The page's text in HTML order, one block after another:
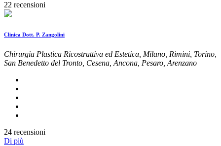
22 recensioni
Clinica Dott. P. Zangolini
Chirurgia Plastica Ricostruttiva ed Estetica, Milano, Rimini, Torino,
San Benedetto del Tronto, Cesena, Ancona, Pesaro, Arenzano
24 recensioni
Di più